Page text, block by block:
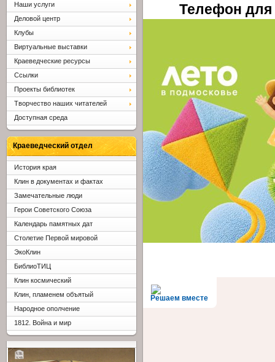
Телефон для
Решаем вместе
Наши услуги
Деловой центр
Клубы
Виртуальные выставки
Краеведческие ресурсы
Ссылки
Проекты библиотек
Творчество наших читателей
Доступная среда
Краеведческий отдел
История края
Клин в документах и фактах
Замечательные люди
Герои Советского Союза
Календарь памятных дат
Столетие Первой мировой
ЭкоКлин
БиблиоТИЦ
Клин космический
Клин, пламенем объятый
Народное ополчение
1812. Война и мир